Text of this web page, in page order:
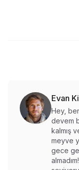
Evan
Hey,
devem
kalmış
meyve
gece